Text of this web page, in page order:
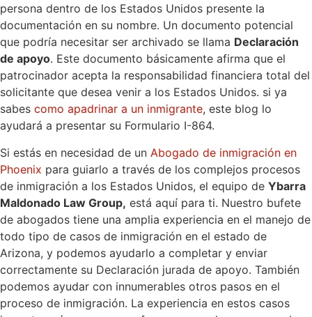
persona dentro de los Estados Unidos presente la
documentación en su nombre. Un documento potencial
que podría necesitar ser archivado se llama Declaración
de apoyo. Este documento básicamente afirma que el
patrocinador acepta la responsabilidad financiera total del
solicitante que desea venir a los Estados Unidos. si ya
sabes como apadrinar a un inmigrante, este blog lo
ayudará a presentar su Formulario I-864.
Si estás en necesidad de un Abogado de inmigración en
Phoenix para guiarlo a través de los complejos procesos
de inmigración a los Estados Unidos, el equipo de Ybarra
Maldonado Law Group, está aquí para ti. Nuestro bufete
de abogados tiene una amplia experiencia en el manejo de
todo tipo de casos de inmigración en el estado de
Arizona, y podemos ayudarlo a completar y enviar
correctamente su Declaración jurada de apoyo. También
podemos ayudar con innumerables otros pasos en el
proceso de inmigración. La experiencia en estos casos